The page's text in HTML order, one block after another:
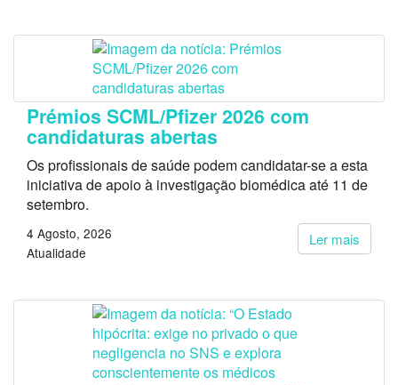
Prémios SCML/Pfizer 2026 com
candidaturas abertas
Os profissionais de saúde podem candidatar-se a esta
iniciativa de apoio à investigação biomédica até 11 de
setembro.
Ler mais
4 Agosto, 2026
Atualidade